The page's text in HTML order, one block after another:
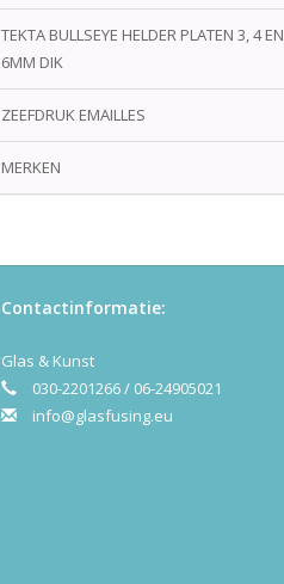
TEKTA BULLSEYE HELDER PLATEN 3, 4 EN
6MM DIK
ZEEFDRUK EMAILLES
MERKEN
Contactinformatie:
Glas & Kunst
030-2201266 / 06-24905021
info@glasfusing.eu